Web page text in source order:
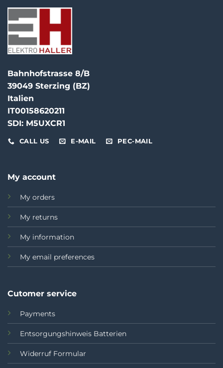
Bahnhofstrasse 8/B
39049 Sterzing (BZ)
Italien
IT00158620211
SDI: M5UXCR1
CALL US E-MAIL PEC-MAIL
My account
My orders
My returns
My information
My email preferences
Cutomer service
Payments
Entsorgungshinweis Batterien
Widerruf Formular